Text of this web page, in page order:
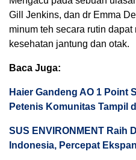
Gill Jenkins, dan dr Emma
minum teh secara rutin
kesehatan jantung dan otak.
Baca Juga:
Haier Gandeng AO 1 Point
Petenis Komunitas Tampil
SUS ENVIRONMENT Raih
Indonesia, Percepat